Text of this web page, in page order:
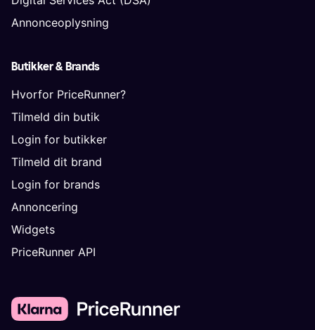
Annonceoplysning
Butikker & Brands
Hvorfor PriceRunner?
Tilmeld din butik
Login for butikker
Tilmeld dit brand
Login for brands
Annoncering
Widgets
PriceRunner API